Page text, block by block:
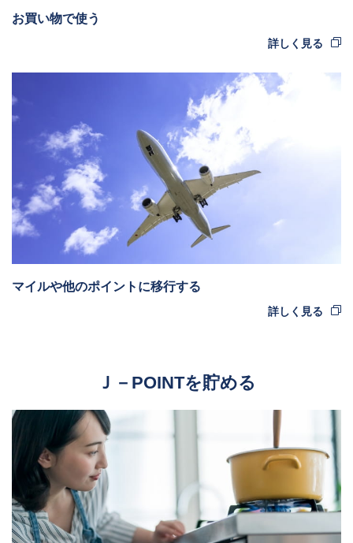
お買い物で使う
詳しく見る
マイルや他のポイントに移行する
詳しく見る
Ｊ－POINTを貯める